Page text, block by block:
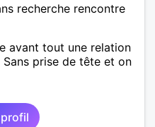
recherche rencontre
avant tout une relation
Sans prise de tête et on